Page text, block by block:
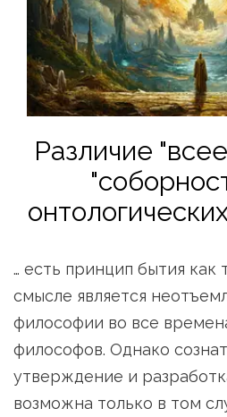
Различие
… есть принцип бытия как
смысле является
философии во все
философов. Однако
утверждение и
возможна только в том